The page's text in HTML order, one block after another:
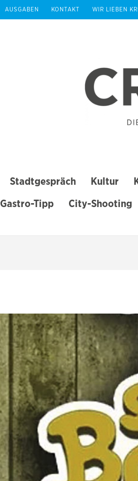
AUSGABEN KONTAKT WIR LIEBEN
Stadtgespräch Kultur
Gastro-Tipp City-Shooting